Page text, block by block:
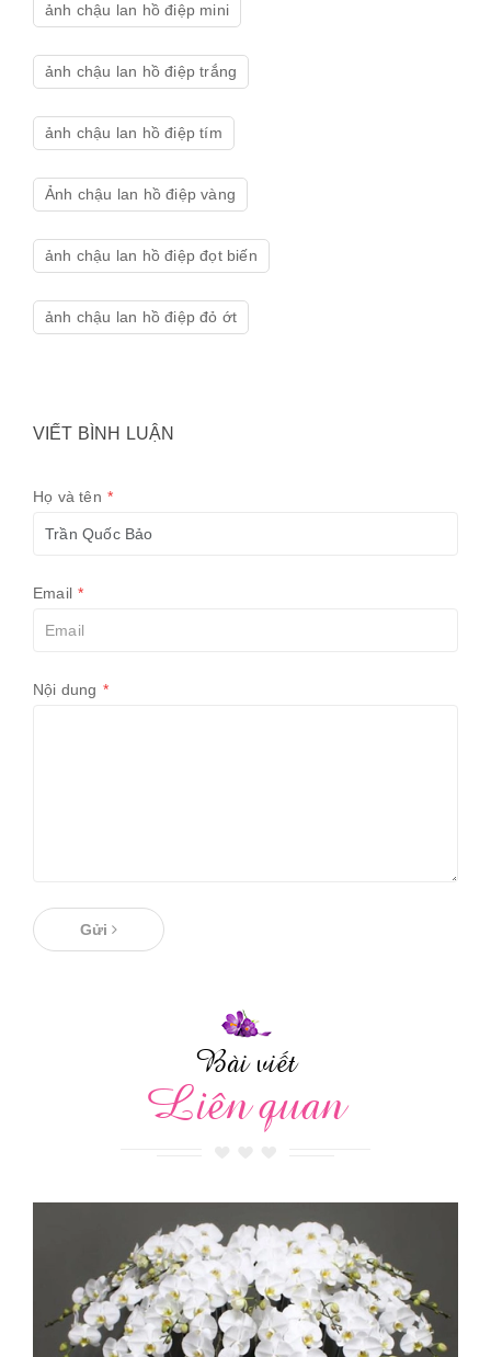
ảnh chậu lan hồ điệp mini
ảnh chậu lan hồ điệp trắng
ảnh chậu lan hồ điệp tím
Ảnh chậu lan hồ điệp vàng
ảnh chậu lan hồ điệp đọt biến
ảnh chậu lan hồ điệp đỏ ớt
VIẾT BÌNH LUẬN
Họ và tên *
Email *
Nội dung *
Gửi
Bài viết
Liên quan